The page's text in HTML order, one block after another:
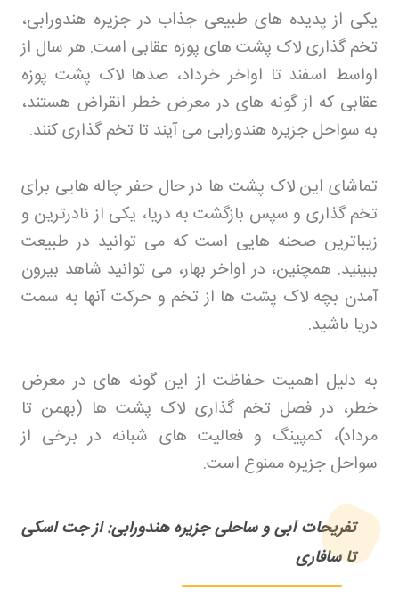
یکی از پدیده های طبیعی جذاب در جزیره هندورابی،
تخم گذاری لاک پشت های پوزه عقابی است. هر سال از
اواسط اسفند تا اواخر خرداد، صدها لاک پشت پوزه
عقابی که از گونه های در معرض خطر انقراض هستند،
به سواحل جزیره هندورابی می آیند تا تخم گذاری کنند.
تماشای این لاک پشت ها در حال حفر چاله هایی برای
تخم گذاری و سپس بازگشت به دریا، یکی از نادرترین و
زیباترین صحنه هایی است که می توانید در طبیعت
ببینید. همچنین، در اواخر بهار، می توانید شاهد بیرون
آمدن بچه لاک پشت ها از تخم و حرکت آنها به سمت
دریا باشید.
به دلیل اهمیت حفاظت از این گونه های در معرض
خطر، در فصل تخم گذاری لاک پشت ها (بهمن تا
مرداد)، کمپینگ و فعالیت های شبانه در برخی از
سواحل جزیره ممنوع است.
تفریحات آبی و ساحلی جزیره هندورابی: از جت اسکی
تا سافاری